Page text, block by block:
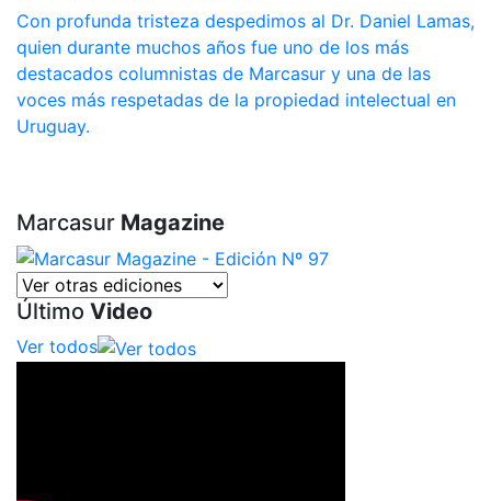
Con profunda tristeza despedimos al Dr. Daniel Lamas,
quien durante muchos años fue uno de los más
destacados columnistas de Marcasur y una de las
voces más respetadas de la propiedad intelectual en
Uruguay.
Marcasur Magazine
Último Video
Ver todos